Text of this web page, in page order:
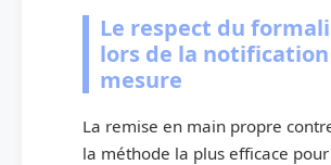
Le respect du
lors de la
mesure
La remise en main propre
la méthode la plus efficace